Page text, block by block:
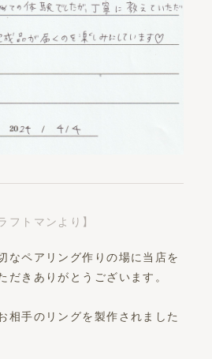
フトマンより】
なペアリング作りの場に当店を
だきありがとうございます。
相手のリングを製作されました